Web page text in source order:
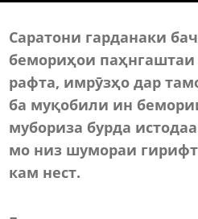
Саратони гарданаки
бемориҳои
рафта, имрӯзҳо дар
ба муқобили ин
мубориза бурда
мо низ шумораи
кам нест.